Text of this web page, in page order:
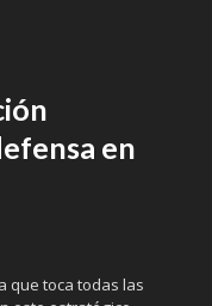
en
que toca todas las